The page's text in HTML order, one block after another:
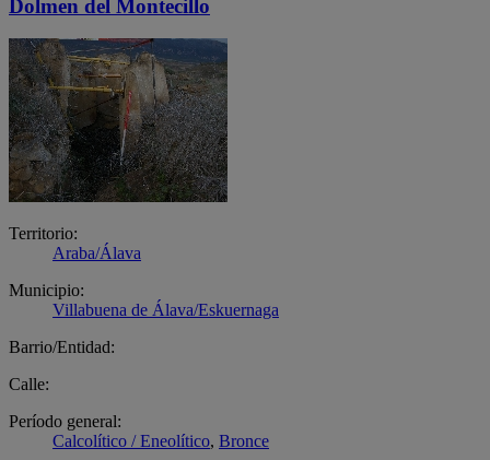
Dolmen del Montecillo
Territorio:
Araba/Álava
Municipio:
Villabuena de Álava/Eskuernaga
Barrio/Entidad:
Calle:
Período general:
Calcolítico / Eneolítico, Bronce